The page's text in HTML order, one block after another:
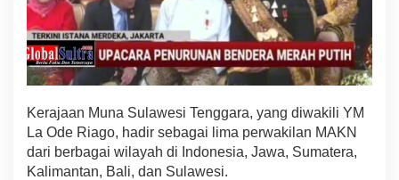
M
n
g
n
k
a
n
P
Kerajaan Muna Sulawesi Tenggara, yang diwakili YM
La Ode Riago, hadir sebagai lima perwakilan MAKN
dari berbagai wilayah di Indonesia, Jawa, Sumatera,
Kalimantan, Bali, dan Sulawesi.